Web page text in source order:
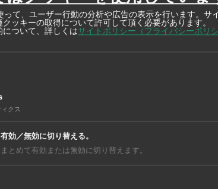
総合システムの設計・施工
郡にまたがる敷地645万2000平方メートルに「
に分けて開発する。うち第1期の敷地面積は167
市のタンロン工業団地（TLIP1）、北部フンイエ
て、ユーザー行動の分析や広告の表示を行います。サ
ッキーの取得について許可して頂く必要があります。
ついて、詳しくはサイトポリシー（プライバシーポリシ
クス
効／無効に切り替える。
とめて有効または無効に切り替えます。